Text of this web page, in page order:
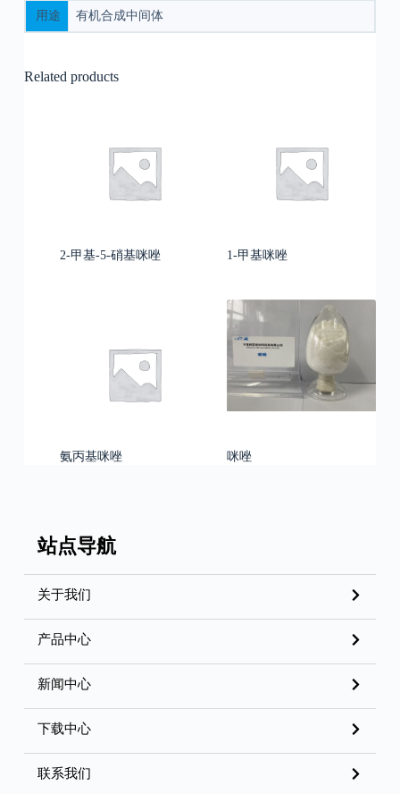
用途 有机合成中间体
Related products
2-甲基-5-硝基咪唑 1-甲基咪唑
氨丙基咪唑 咪唑
站点导航
关于我们
产品中心
新闻中心
下载中心
联系我们